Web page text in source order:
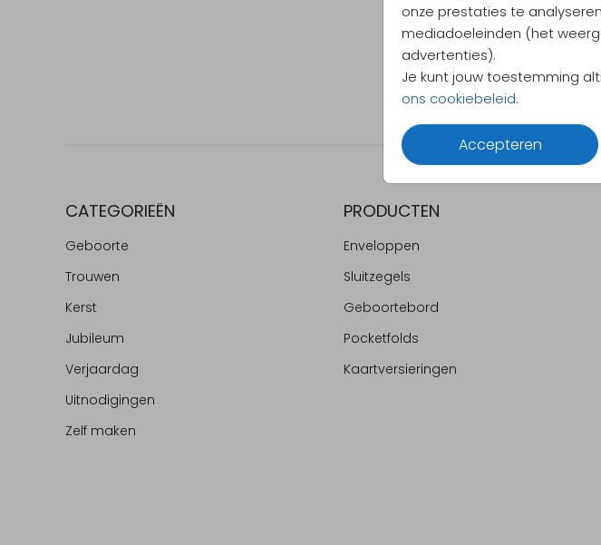
onze prestaties te
mediadoeleinden (het
advertenties).
Je kunt jouw toestemming
ons cookiebeleid.
Accepteren
CATEGORIEËN
Geboorte
Trouwen
Kerst
Jubileum
Verjaardag
Uitnodigingen
Zelf maken
PRODUCTEN
Enveloppen
Sluitzegels
Geboortebord
Pocketfolds
Kaartversieringen